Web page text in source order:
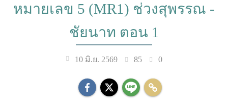
หมายเลข 5 (MR1) ช่วงสุพรรณ -
ชัยนาท ตอน 1
10 มิ.ย. 2569 85 0